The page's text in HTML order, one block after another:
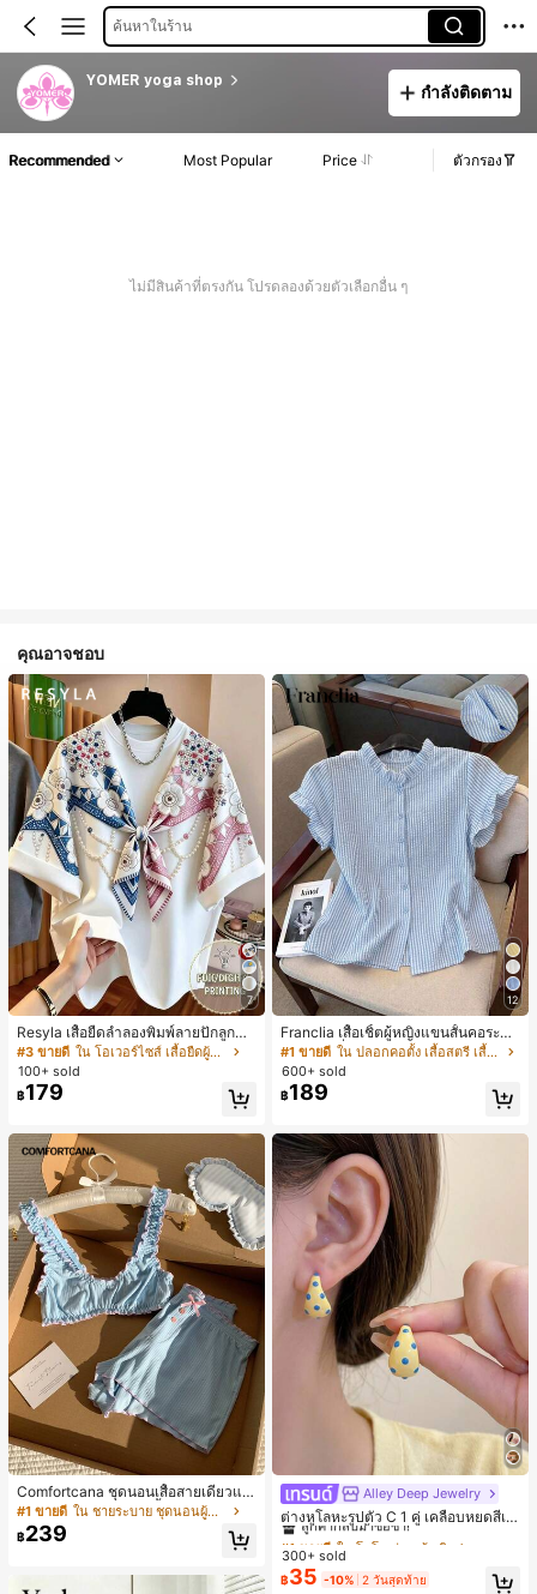
ค้นหาในร้าน
YOMER yoga shop
กำลังติดตาม
Recommended Most Popular Price ตัวกรอง
ไม่มีสินค้าที่ตรงกัน โปรดลองด้วยตัวเลือกอื่น ๆ
คุณอาจชอบ
7
Resyla เสื้อยืดลำลองพิมพ์ลายปักลูกปัด
รูปโบว์ขนาดใหญ่สำหรับผู้หญิง
#3 ขายดี
ใน โอเวอร์ไซส์ เสื้อยืดผู้หญิง
100+ sold
฿179
Comfortcana ชุดนอนเสื้อสายเดี่ยวแต่
งระบายและกางเกงขาสั้นสำหรับผู้หญิง
#1 ขายดี ใน ชายระบาย ชุดนอนผู้หญิง
฿239
12
Franclia เสื้อเชิ้ตผู้หญิงแขนสั้นคอระบา
ยกระดุมเดี่ยวลายทาง
#1 ขายดี
ใน ปลอกคอตั้ง เสื้อสตรี เสื้อเบลาส์ & Tee
600+ sold
฿189
Alley Deep Jewelry
ต่างหูโลหะรูปตัว C 1 คู่ เคลือบหยดสีเห
ลือง ลายจุดสีน้ำเงิน สไตล์ยุโรปและอเม
ริกัน แฟชั่นส่วนตัว หวานและสง่างาม
สำหรับผู้หญิงและเด็กหญิง สำหรับการเ
ดินทาง งานแต่งงาน ปาร์ตี้ วันเกิด ของ
#1 ขายดี ใน โบโฮ ต่างหูผู้หญิง
ลูกค้ากลับมาซื้อซ้ำ!
เกือบหมดแล้ว!
#1 ขายดี ใน โบโฮ ต่างหูผู้หญิง
ลูกค้ากลับมาซื้อซ้ำ!
เกือบหมดแล้ว!
#1 ขายดี ใน โบโฮ ต่างหูผู้หญิง
ลูกค้ากลับมาซื้อซ้ำ!
เกือบหมดแล้ว!
#1 ขายดี ใน โบโฮ ต่างหูผู้หญิง
300+ sold
฿35 -10% 2 วันสุดท้าย